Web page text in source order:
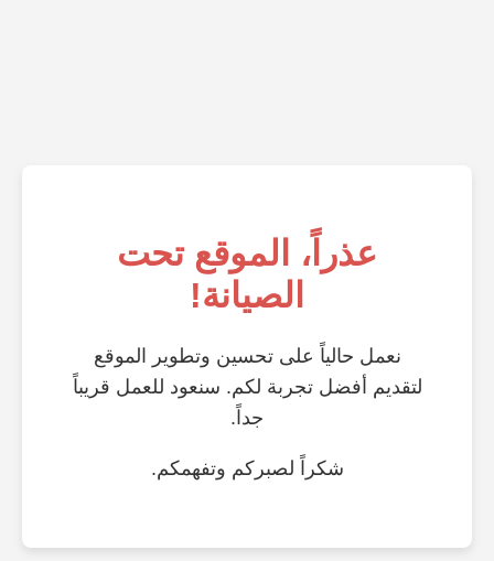
عذراً، الموقع تحت
الصيانة!
نعمل حالياً على تحسين وتطوير الموقع
لتقديم أفضل تجربة لكم. سنعود للعمل قريباً
جداً.
شكراً لصبركم وتفهمكم.